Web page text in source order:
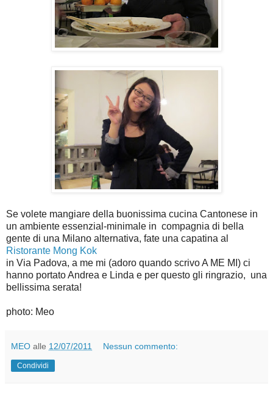
Se volete mangiare della buonissima cucina Cantonese in
un ambiente essenzial-minimale in compagnia di bella
gente di una Milano alternativa, fate una capatina al
Ristorante Mong Kok
in Via Padova, a me mi (adoro quando scrivo A ME MI) ci
hanno portato Andrea e Linda e per questo gli ringrazio, una
bellissima serata!
photo: Meo
MEO alle 12/07/2011 Nessun commento:
Condividi